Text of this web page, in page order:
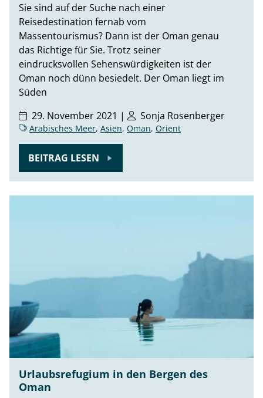
Sie sind auf der Suche nach einer
Reisedestination fernab vom
Massentourismus? Dann ist der Oman genau
das Richtige für Sie. Trotz seiner
eindrucksvollen Sehenswürdigkeiten ist der
Oman noch dünn besiedelt. Der Oman liegt im
Süden
29. November 2021 |
Sonja Rosenberger
Arabisches Meer, Asien, Oman, Orient
BEITRAG LESEN
Urlaubsrefugium in den Bergen des
Oman